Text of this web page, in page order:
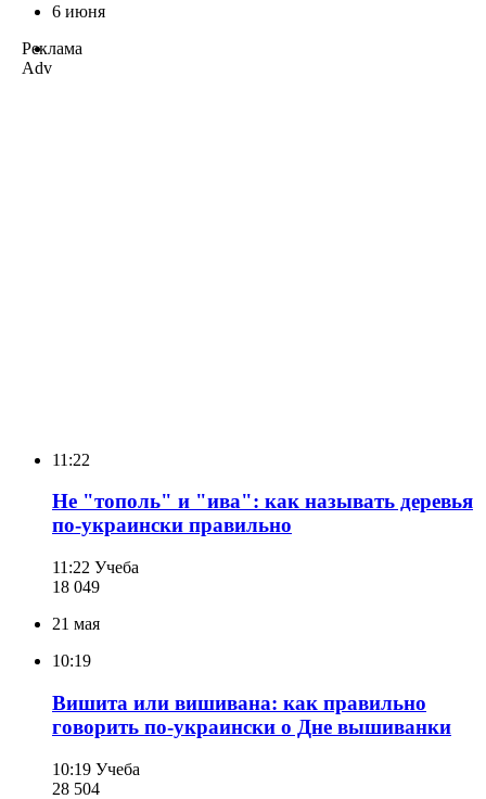
6 июня
Реклама
Adv
11:22
Не "тополь" и "ива": как называть деревья
по-украински правильно
11:22 Учеба
18 049
21 мая
10:19
Вишита или вишивана: как правильно
говорить по-украински о Дне вышиванки
10:19 Учеба
28 504